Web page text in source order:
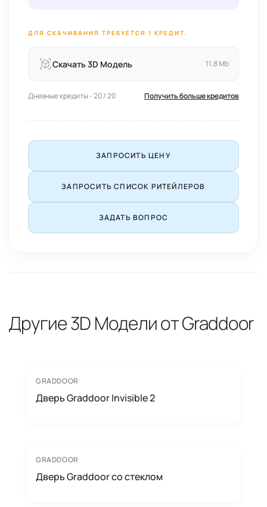
ДЛЯ СКАЧИВАНИЯ ТРЕБУЕТСЯ 1 КРЕДИТ.
Скачать 3D Модель 11.8 Mb
Дневные кредиты - 20 / 20 Получить больше кредитов
ЗАПРОСИТЬ ЦЕНУ
ЗАПРОСИТЬ СПИСОК РИТЕЙЛЕРОВ
ЗАДАТЬ ВОПРОС
Другие 3D Модели от Graddoor
GRADDOOR
Дверь Graddoor Invisible 2
GRADDOOR
Дверь Graddoor со стеклом